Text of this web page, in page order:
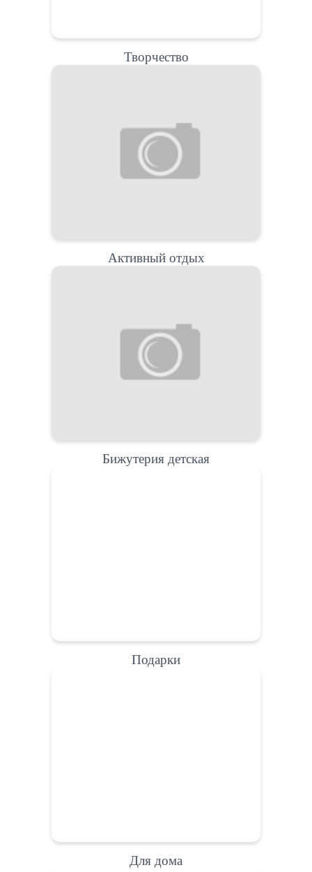
Творчество
Активный отдых
Бижутерия детская
Подарки
Для дома